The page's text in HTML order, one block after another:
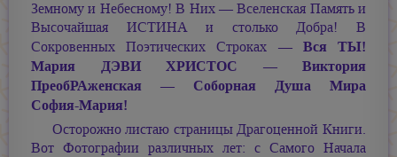
Земному и Небесному! В Них — Вселенская Память и
Высочайшая ИСТИНА и столько Добра! В
Сокровенных Поэтических Строках — Вся ТЫ!
Мария ДЭВИ ХРИСТОС —Виктория
ПреобРАженская — Соборная Душа Мира
София-Мария!
Осторожно листаю страницы Драгоценной Книги.
Вот Фотографии различных лет: с Самого Начала